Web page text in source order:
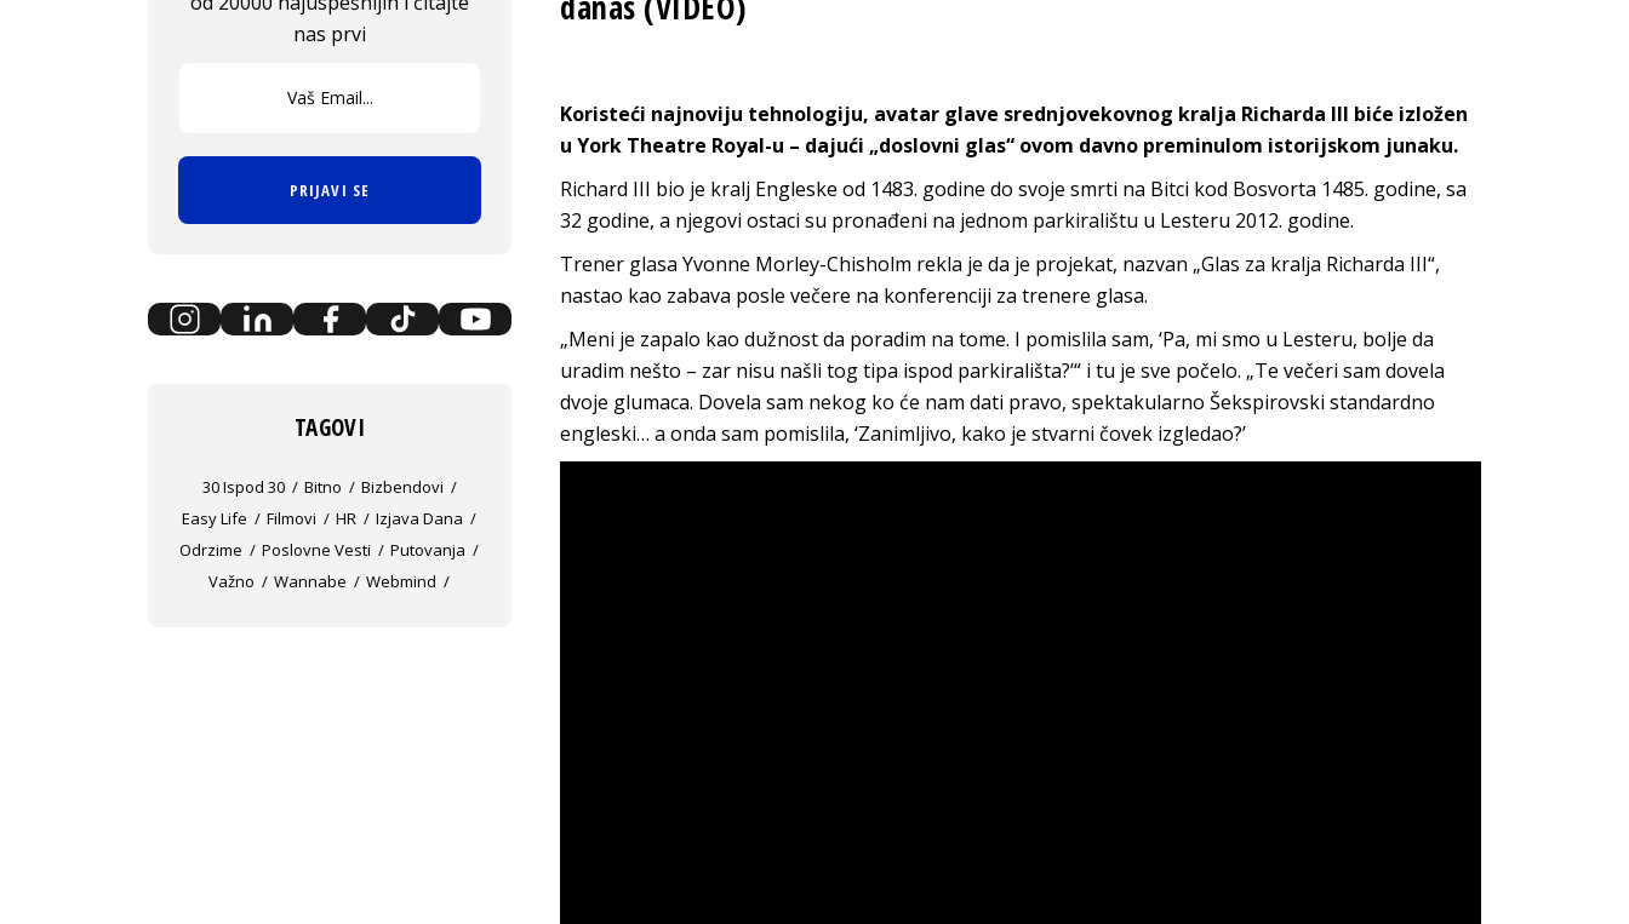
Koristeći najnoviju tehnologiju, avatar glave srednjovekovnog kralja Richarda III biće izložen
u York Theatre Royal-u – dajući „doslovni glas“ ovom davno preminulom istorijskom junaku.
Richard III bio je kralj Engleske od 1483. godine do svoje smrti na Bitci kod Bosvorta 1485. godine, sa
32 godine, a njegovi ostaci su pronađeni na jednom parkiralištu u Lesteru 2012. godine.
Trener glasa Yvonne Morley-Chisholm rekla je da je projekat, nazvan „Glas za kralja Richarda III“,
nastao kao zabava posle večere na konferenciji za trenere glasa.
„Meni je zapalo kao dužnost da poradim na tome. I pomislila sam, ‘Pa, mi smo u Lesteru, bolje da
uradim nešto – zar nisu našli tog tipa ispod parkirališta?’“ i tu je sve počelo. „Te večeri sam dovela
dvoje glumaca. Dovela sam nekog ko će nam dati pravo, spektakularno Šekspirovski standardno
engleski… a onda sam pomislila, ‘Zanimljivo, kako je stvarni čovek izgledao?’
nas prvi
PRIJAVI SE
TAGOVI
30 Ispod 30 Bitno
Bizbendovi
Easy Life
Filmovi HR
Izjava Dana
Odrzime
Poslovne Vesti
Putovanja
Važno
Wannabe Webmind